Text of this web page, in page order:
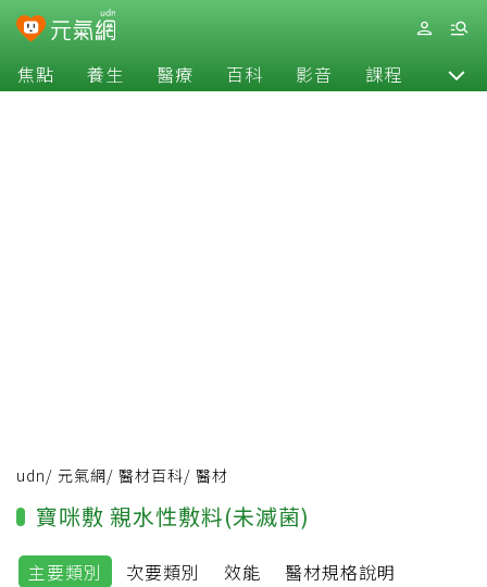
焦點 養生 醫療 百科 影音 課程 退休
udn/ 元氣網/ 醫材百科/ 醫材
寶咪敷 親水性敷料(未滅菌)
主要類別 次要類別 效能 醫材規格說明